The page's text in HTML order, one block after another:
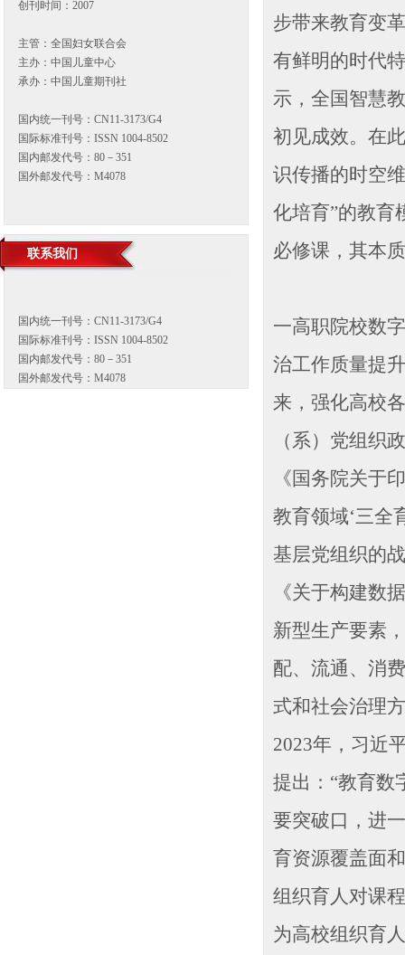
创刊时间：2007
主管：全国妇女联合会
主办：中国儿童中心
承办：中国儿童期刊社
国内统一刊号：CN11-3173/G4
国际标准刊号：ISSN 1004-8502
国内邮发代号：80－351
国外邮发代号：M4078
联系我们
国内统一刊号：CN11-3173/G4
国际标准刊号：ISSN 1004-8502
国内邮发代号：80－351
国外邮发代号：M4078
步带来教育变
有鲜明的时代
示，全国智慧
初见成效。在
识传播的时空
化培育”的教育
必修课，其本
一高职院校数
治工作质量提
来，强化高校
（系）党组
《国务院关于
教育领域‘三全
基层党组织的
《关于构建数
新型生产要素
配、流通、消
式和社会治理
2023年，习近
提出：“教育数
要突破口，进
育资源覆盖面
组织育人对课
为高校组织育